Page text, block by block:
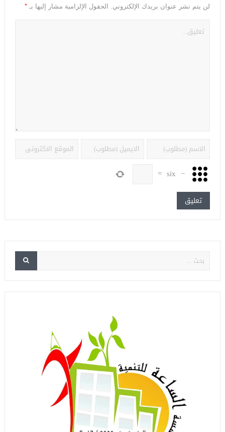
لن يتم نشر عنوان بريدك الإلكتروني. الحقول الإلزامية مشار إليها بـ *
−
six
=